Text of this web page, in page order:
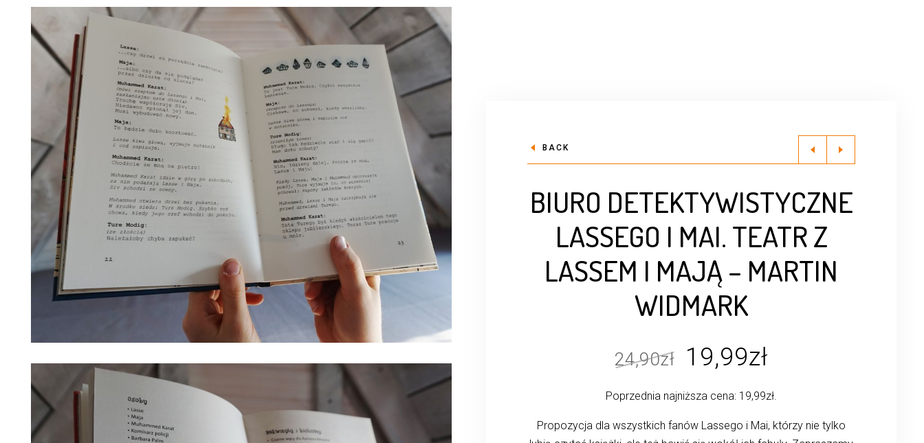
BACK
BIURO DETEKTYWISTYCZNE
LASSEGO I MAI. TEATR Z
LASSEM I MAJĄ – MARTIN
WIDMARK
24,90zł
Pierwotna
wynosiła:
24,90zł.
19,99zł
wynosi:
19,99zł.
Poprzednia najniższa cena: 19,99zł.
Propozycja dla wszystkich fanów Lassego i Mai, którzy nie tylko